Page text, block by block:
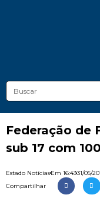
Federação de
sub 17 com
Estado NotíciasEm 16:4331/05/
Compartilhar